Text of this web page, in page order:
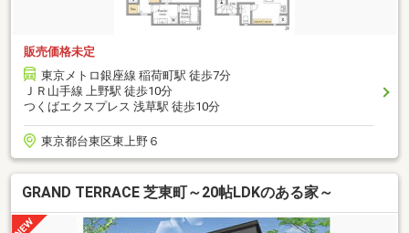
販売価格未定
東京メトロ銀座線 稲荷町駅 徒歩7分
ＪＲ山手線 上野駅 徒歩10分
つくばエクスプレス 浅草駅 徒歩10分
東京都台東区東上野６
GRAND TERRACE 芝東町～20帖LDKのある家～